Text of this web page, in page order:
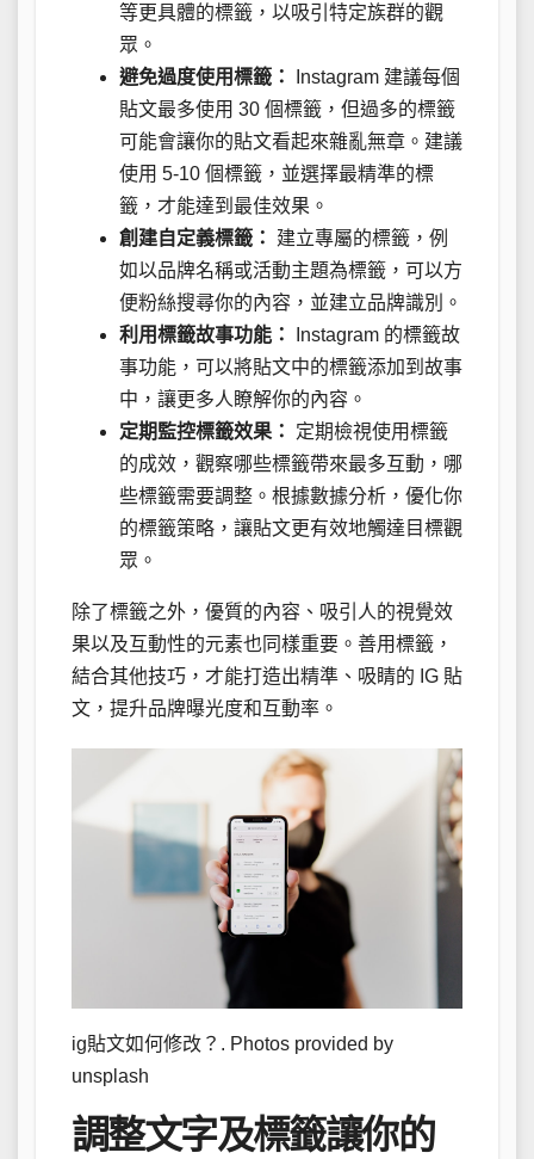
等更具體的標籤，以吸引特定族群的觀
眾。
避免過度使用標籤：
Instagram 建議每個
貼文最多使用 30 個標籤，但過多的標籤
可能會讓你的貼文看起來雜亂無章。建議
使用 5-10 個標籤，並選擇最精準的標
籤，才能達到最佳效果。
創建自定義標籤：
建立專屬的標籤，例
如以品牌名稱或活動主題為標籤，可以方
便粉絲搜尋你的內容，並建立品牌識別。
利用標籤故事功能：
Instagram 的標籤故
事功能，可以將貼文中的標籤添加到故事
中，讓更多人瞭解你的內容。
定期監控標籤效果：
定期檢視使用標籤
的成效，觀察哪些標籤帶來最多互動，哪
些標籤需要調整。根據數據分析，優化你
的標籤策略，讓貼文更有效地觸達目標觀
眾。
除了標籤之外，優質的內容、吸引人的視覺效
果以及互動性的元素也同樣重要。善用標籤，
結合其他技巧，才能打造出精準、吸睛的 IG 貼
文，提升品牌曝光度和互動率。
ig貼文如何修改？. Photos provided by
unsplash
調整文字及標籤讓你的